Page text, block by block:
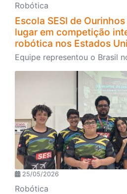
Robótica
Escola SESI de
lugar em competição
robótica nos Estados
25/05/2026
Robótica